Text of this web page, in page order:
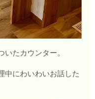
たカウンター。
中にわいわいお話した